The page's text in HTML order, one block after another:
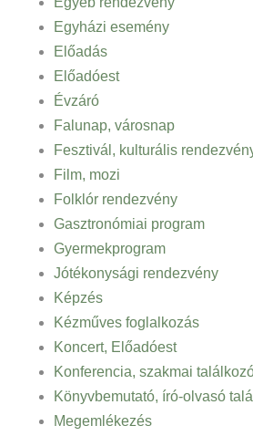
Egyházi esemény
Előadás
Előadóest
Évzáró
Falunap, városnap
Fesztivál, kulturális
Film, mozi
Folklór rendezvény
Gasztronómiai program
Gyermekprogram
Jótékonysági rendezvény
Képzés
Kézműves foglalkozás
Koncert, Előadóest
Konferencia, szakmai
Könyvbemutató, író-olvasó
Megemlékezés